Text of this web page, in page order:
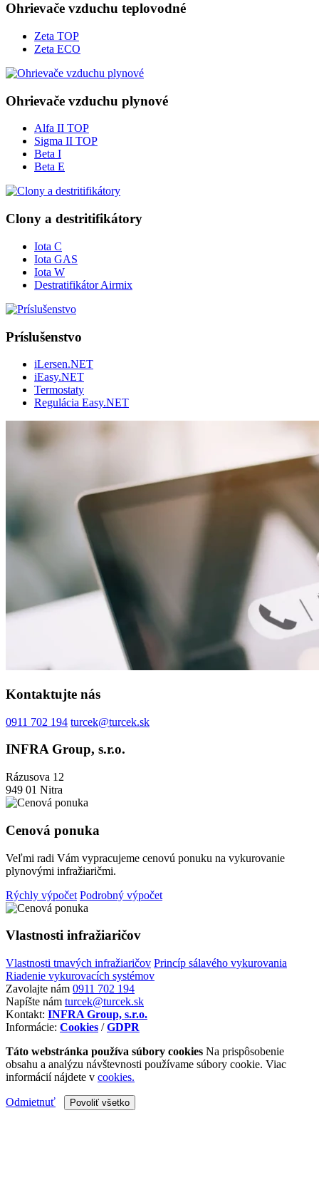
Ohrievače vzduchu teplovodné
Zeta TOP
Zeta ECO
Ohrievače vzduchu plynové
Alfa II TOP
Sigma II TOP
Beta I
Beta E
Clony a destritifikátory
Iota C
Iota GAS
Iota W
Destratifikátor Airmix
Príslušenstvo
iLersen.NET
iEasy.NET
Termostaty
Regulácia Easy.NET
Kontaktujte nás
0911 702 194 turcek@turcek.sk
INFRA Group, s.r.o.
Rázusova 12
949 01 Nitra
Cenová ponuka
Veľmi radi Vám vypracujeme cenovú ponuku na vykurovanie
plynovými infražiaričmi.
Rýchly výpočet Podrobný výpočet
Vlastnosti infražiaričov
Vlastnosti tmavých infražiaričov Princíp sálavého vykurovania
Riadenie vykurovacích systémov
Zavolajte nám 0911 702 194
Napíšte nám turcek@turcek.sk
Kontakt: INFRA Group, s.r.o.
Informácie: Cookies /GDPR
Táto webstránka používa súbory cookies Na prispôsobenie
obsahu a analýzu návštevnosti používame súbory cookie. Viac
informácií nájdete v cookies.
Odmietnuť Povoliť všetko